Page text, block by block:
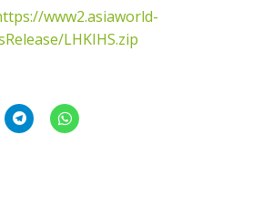
www2.asiaworld-
LHKIHS.zip